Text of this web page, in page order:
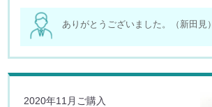
ありがとうございました。（新田見）
2020年11月ご購入